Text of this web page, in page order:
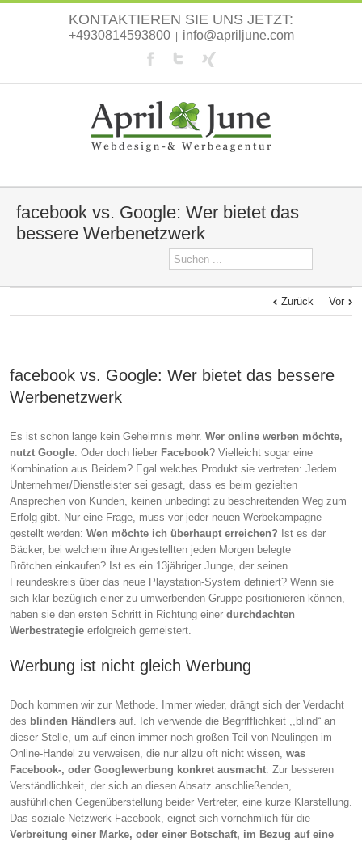
KONTAKTIEREN SIE UNS JETZT:
+4930814593800 info@apriljune.com
facebook vs. Google: Wer bietet das
bessere Werbenetzwerk
Zurück Vor
facebook vs. Google: Wer bietet das bessere
Werbenetzwerk
Es ist schon lange kein Geheimnis mehr. Wer online werben möchte,
nutzt Google. Oder doch lieber Facebook? Vielleicht sogar eine
Kombination aus Beidem? Egal welches Produkt sie vertreten: Jedem
Unternehmer/Dienstleister sei gesagt, dass es beim gezielten
Ansprechen von Kunden, keinen unbedingt zu beschreitenden Weg zum
Erfolg gibt. Nur eine Frage, muss vor jeder neuen Werbekampagne
gestellt werden: Wen möchte ich überhaupt erreichen? Ist es der
Bäcker, bei welchem ihre Angestellten jeden Morgen belegte
Brötchen einkaufen? Ist es ein 13jähriger Junge, der seinen
Freundeskreis über das neue Playstation-System definiert? Wenn sie
sich klar bezüglich einer zu umwerbenden Gruppe positionieren können,
haben sie den ersten Schritt in Richtung einer durchdachten
Werbestrategie erfolgreich gemeistert.
Werbung ist nicht gleich Werbung
Doch kommen wir zur Methode. Immer wieder, drängt sich der Verdacht
des blinden Händlers auf. Ich verwende die Begrifflichkeit ,,blind“ an
dieser Stelle, um auf einen immer noch großen Teil von Neulingen im
Online-Handel zu verweisen, die nur allzu oft nicht wissen, was
Facebook-, oder Googlewerbung konkret ausmacht. Zur besseren
Verständlichkeit, der sich an diesen Absatz anschließenden,
ausführlichen Gegenüberstellung beider Vertreter, eine kurze Klarstellung.
Das soziale Netzwerk Facebook, eignet sich vornehmlich für die
Verbreitung einer Marke, oder einer Botschaft, im Bezug auf eine